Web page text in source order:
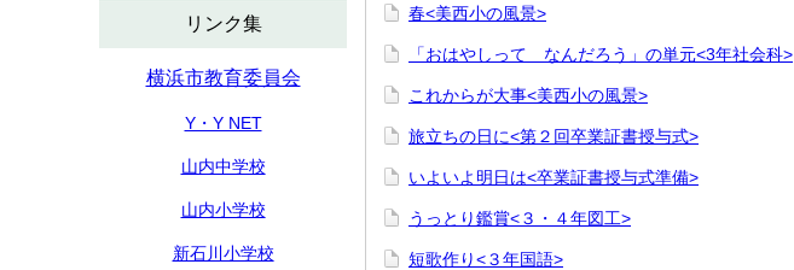
リンク集
横浜市教育委員会
Y・Y NET
山内中学校
山内小学校
新石川小学校
春<美西小の風景>
「おはやしって なんだろう」の単元<3年社会科>
これからが大事<美西小の風景>
旅立ちの日に<第２回卒業証書授与式>
いよいよ明日は<卒業証書授与式準備>
うっとり鑑賞<３・４年図工>
短歌作り<３年国語>